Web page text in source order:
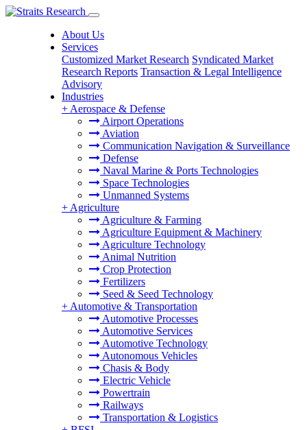
About Us
Services
Customized Market Research Syndicated Market
Research Reports Transaction & Legal Intelligence
Advisory
Industries
+ Aerospace & Defense
Airport Operations
Aviation
Communication Navigation & Surveillance
Defense
Naval Marine & Ports Technologies
Space Technologies
Unmanned Systems
+ Agriculture
Agriculture & Farming
Agriculture Equipment & Machinery
Agriculture Technology
Animal Nutrition
Crop Protection
Fertilizers
Seed & Seed Technology
+ Automotive & Transportation
Automotive Processes
Automotive Services
Automotive Technology
Autonomous Vehicles
Chasis & Body
Electric Vehicle
Powertrain
Railways
Transportation & Logistics